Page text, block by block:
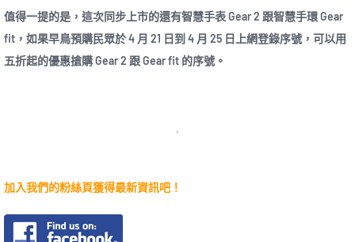
值得一提的是，這次同步上市的還有智慧手表 Gear 2 跟智慧手環 Gear
fit，如果早鳥預購民眾於 4 月 21 日到 4 月 25 日上網登錄序號，可以用
五折起的優惠搶購 Gear 2 跟 Gear fit 的序號。
加入我們的粉絲頁獲得最新資訊吧！